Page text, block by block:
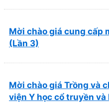
Mời chào giá cung cấp
(Lần 3)
Mời chào giá Trồng và
viện Y học cổ truyền